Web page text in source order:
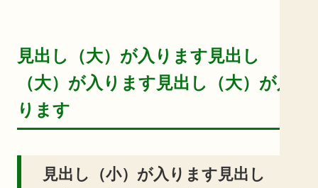
見出し（大）が入ります見出し
（大）が入ります見出し（大）が入
ります
見出し（小）が入ります見出し